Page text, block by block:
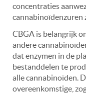
concentraties
cannabinoïdenzuren
CBGA is belangrijk
andere
dat enzymen in de
bestanddelen te
alle cannabinoïden.
overeenkomstige,